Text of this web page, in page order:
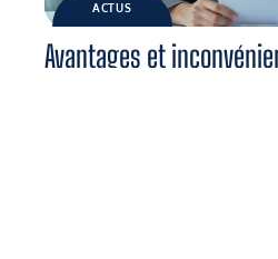
ACTUS
Avantages et